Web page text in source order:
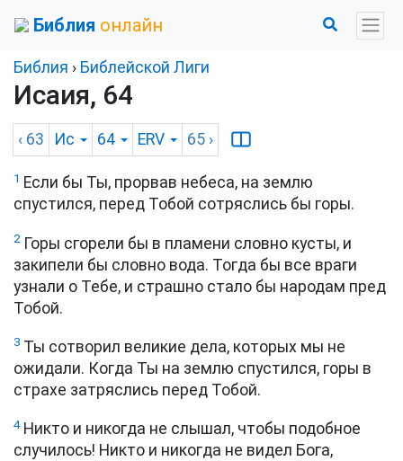
Библия онлайн
Библия › Библейской Лиги
Исаия, 64
‹ 63 Ис 64 ERV 65 ›
1 Если бы Ты, прорвав небеса, на землю
спустился, перед Тобой сотряслись бы горы.
2 Горы сгорели бы в пламени словно кусты, и
закипели бы словно вода. Тогда бы все враги
узнали о Тебе, и страшно стало бы народам пред
Тобой.
3 Ты сотворил великие дела, которых мы не
ожидали. Когда Ты на землю спустился, горы в
страхе затряслись перед Тобой.
4 Никто и никогда не слышал, чтобы подобное
случилось! Никто и никогда не видел Бога,